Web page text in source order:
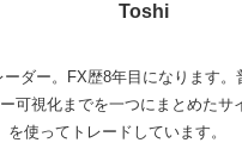
Toshi
ーダー。FX歴8年目になります
可視化までを一つにまとめたサ
を使ってトレードしています。